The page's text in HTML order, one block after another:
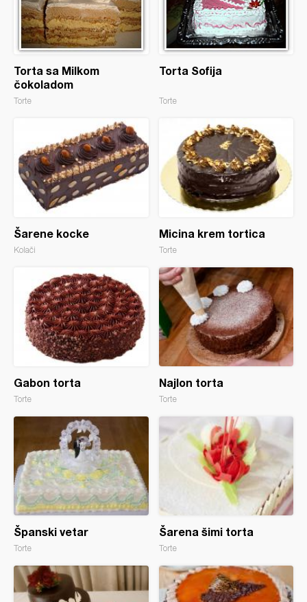
Torta sa Milkom
čokoladom
Torte
Torta Sofija
Torte
Šarene kocke
Kolači
Micina krem tortica
Torte
Gabon torta
Torte
Najlon torta
Torte
Španski vetar
Torte
Šarena šimi torta
Torte